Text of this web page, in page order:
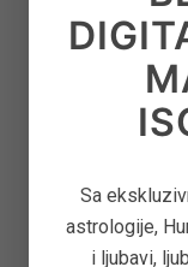
dobro sa
sa drugima,
problem u sebi.
PROČITAJTE
Sa
astrologije,
i ljubavi,